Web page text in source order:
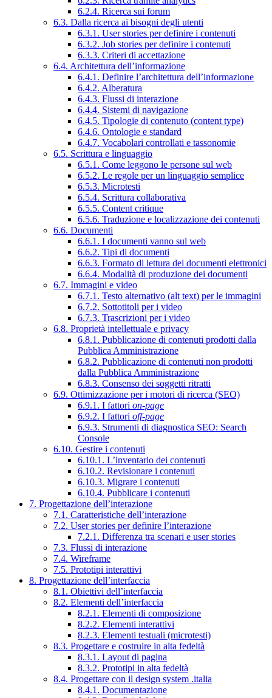
6.2.4. Ricerca sui forum
6.3. Dalla ricerca ai bisogni degli utenti
6.3.1. User stories per definire i contenuti
6.3.2. Job stories per definire i contenuti
6.3.3. Criteri di accettazione
6.4. Architettura dell’informazione
6.4.1. Definire l’architettura dell’informazione
6.4.2. Alberatura
6.4.3. Flussi di interazione
6.4.4. Sistemi di navigazione
6.4.5. Tipologie di contenuto (content type)
6.4.6. Ontologie e standard
6.4.7. Vocabolari controllati e tassonomie
6.5. Scrittura e linguaggio
6.5.1. Come leggono le persone sul web
6.5.2. Le regole per un linguaggio semplice
6.5.3. Microtesti
6.5.4. Scrittura collaborativa
6.5.5. Content critique
6.5.6. Traduzione e localizzazione dei contenuti
6.6. Documenti
6.6.1. I documenti vanno sul web
6.6.2. Tipi di documenti
6.6.3. Formato di lettura dei documenti elettronici
6.6.4. Modalità di produzione dei documenti
6.7. Immagini e video
6.7.1. Testo alternativo (alt text) per le immagini
6.7.2. Sottotitoli per i video
6.7.3. Trascrizioni per i video
6.8. Proprietà intellettuale e privacy
6.8.1. Pubblicazione di contenuti prodotti dalla
Pubblica Amministrazione
6.8.2. Pubblicazione di contenuti non prodotti
dalla Pubblica Amministrazione
6.8.3. Consenso dei soggetti ritratti
6.9. Ottimizzazione per i motori di ricerca (SEO)
6.9.1. I fattori on-page
6.9.2. I fattori off-page
6.9.3. Strumenti di diagnostica SEO: Search
Console
6.10. Gestire i contenuti
6.10.1. L’inventario dei contenuti
6.10.2. Revisionare i contenuti
6.10.3. Migrare i contenuti
6.10.4. Pubblicare i contenuti
7. Progettazione dell’interazione
7.1. Caratteristiche dell’interazione
7.2. User stories per definire l’interazione
7.2.1. Differenza tra scenari e user stories
7.3. Flussi di interazione
7.4. Wireframe
7.5. Prototipi interattivi
8. Progettazione dell’interfaccia
8.1. Obiettivi dell’interfaccia
8.2. Elementi dell’interfaccia
8.2.1. Elementi di composizione
8.2.2. Elementi interattivi
8.2.3. Elementi testuali (microtesti)
8.3. Progettare e costruire in alta fedeltà
8.3.1. Layout di pagina
8.3.2. Prototipi in alta fedeltà
8.4. Progettare con il design system .italia
8.4.1. Documentazione